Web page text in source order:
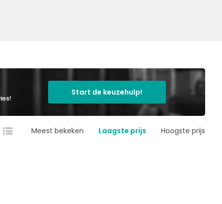
Start de keuzehulp!
Meest bekeken Laagste prijs Hoogste prijs